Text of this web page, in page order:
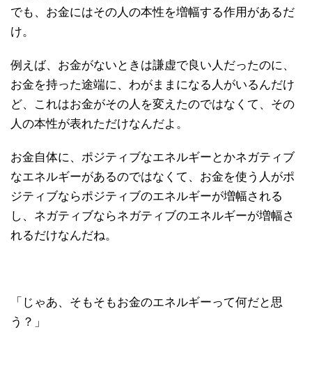
でも、お金にはその人の本性を増幅する作用があるだ
け。
例えば、お金がないときは謙虚で良い人だったのに、
お金を持った途端に、わがままになる人がいるんだけ
ど、これはお金がその人を変えたのではなくて、その
人の本性が表れただけなんだよ。
お金自体に、ポジティブなエネルギーとかネガティブ
なエネルギーがあるのではなくて、お金を使う人がポ
ジティブならポジティブのエネルギーが増幅される
し、ネガティブならネガティブのエネルギーが増幅さ
れるだけなんだね。
「じゃあ、そもそもお金のエネルギーって何だと思
う？」